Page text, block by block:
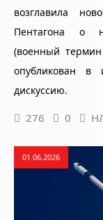
возглавила
Пентагона о
(военный
опубликован
дискуссию.
276 0
01.06.2026